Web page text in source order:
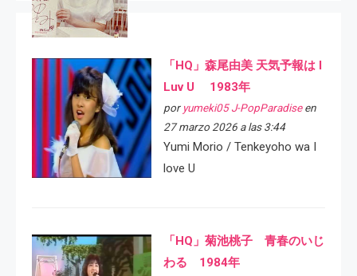
「HQ」森尾由美 天気予報は I
Luv U 1983年
por yumeki05 J-PopParadiseen
27 marzo 2026 a las 3:44
Yumi Morio / Tenkeyoho wa I
love U
「HQ」菊池桃子 青春のいじ
わる 1984年